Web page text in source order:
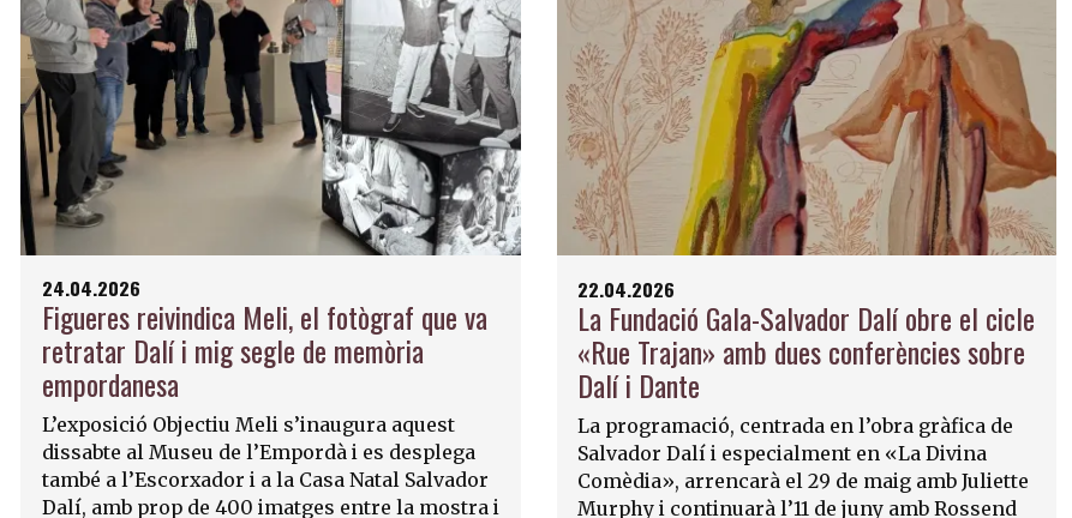
24.04.2026
Figueres reivindica Meli, el fotògraf que va
retratar Dalí i mig segle de memòria
empordanesa
L’exposició Objectiu Meli s’inaugura aquest
dissabte al Museu de l’Empordà i es desplega
també a l’Escorxador i a la Casa Natal Salvador
Dalí, amb prop de 400 imatges entre la mostra i
22.04.2026
La Fundació Gala-Salvador Dalí obre el cicle
«Rue Trajan» amb dues conferències sobre
Dalí i Dante
La programació, centrada en l’obra gràfica de
Salvador Dalí i especialment en «La Divina
Comèdia», arrencarà el 29 de maig amb Juliette
Murphy i continuarà l’11 de juny amb Rossend